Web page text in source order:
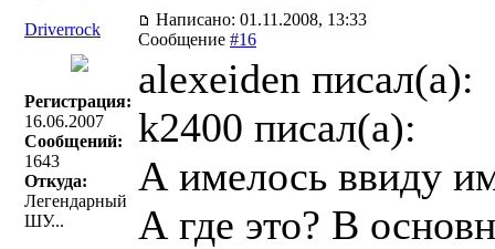
Driverrock
Написано: 01.11.2008, 13:33
Сообщение #16
Регистрация:
16.06.2007
Сообщений:
1643
Откуда:
Легендарный
ШУ...
alexeiden писал(a):
k2400 писал(a):
А имелось ввиду
А где это? В